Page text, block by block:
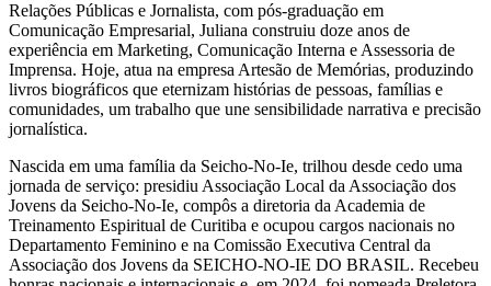
Relações Públicas e Jornalista, com pós-graduação em
Comunicação Empresarial, Juliana construiu doze anos de
experiência em Marketing, Comunicação Interna e Assessoria de
Imprensa. Hoje, atua na empresa Artesão de Memórias, produzindo
livros biográficos que eternizam histórias de pessoas, famílias e
comunidades, um trabalho que une sensibilidade narrativa e precisão
jornalística.
Nascida em uma família da Seicho-No-Ie, trilhou desde cedo uma
jornada de serviço: presidiu Associação Local da Associação dos
Jovens da Seicho-No-Ie, compôs a diretoria da Academia de
Treinamento Espiritual de Curitiba e ocupou cargos nacionais no
Departamento Feminino e na Comissão Executiva Central da
Associação dos Jovens da SEICHO-NO-IE DO BRASIL. Recebeu